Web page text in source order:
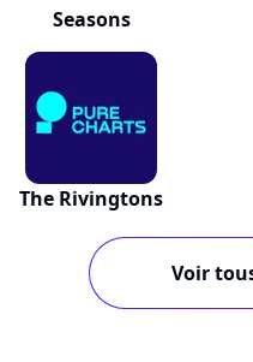
Seasons
The Rivingtons
Voir